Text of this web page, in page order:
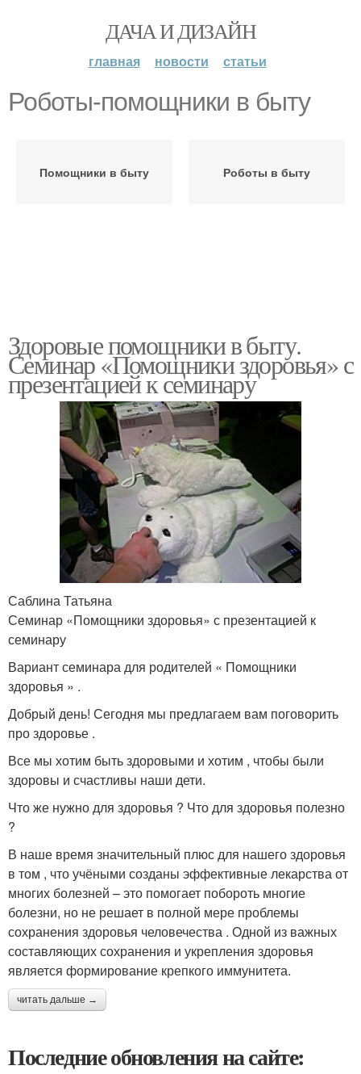
ДАЧА И ДИЗАЙН
главная новости статьи
Роботы-помощники в быту
Помощники в быту Роботы в быту
Здоровые помощники в быту.
Семинар «Помощники здоровья» с
презентацией к семинару
Саблина Татьяна
Семинар «Помощники здоровья» с презентацией к
семинару
Вариант семинара для родителей « Помощники
здоровья » .
Добрый день! Сегодня мы предлагаем вам поговорить
про здоровье .
Все мы хотим быть здоровыми и хотим , чтобы были
здоровы и счастливы наши дети.
Что же нужно для здоровья ? Что для здоровья полезно
?
В наше время значительный плюс для нашего здоровья
в том , что учёными созданы эффективные лекарства от
многих болезней – это помогает побороть многие
болезни, но не решает в полной мере проблемы
сохранения здоровья человечества . Одной из важных
составляющих сохранения и укрепления здоровья
является формирование крепкого иммунитета.
читать дальше →
Последние обновления на сайте: